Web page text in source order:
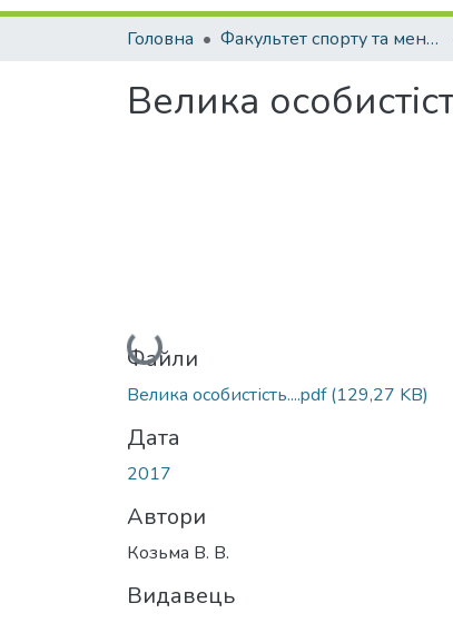
Головна Факультет спорту та менеджменту
Велика
Вантажиться...
Файли
Велика особистість....pdf(129,27 KB)
Дата
2017
Автори
Козьма В. В.
Видавець